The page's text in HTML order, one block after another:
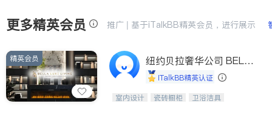
建筑装修 教育
养老 非盈利组织
更多精英会员 推广 | 基于iTalkBB精英会员，进行展示
精英会员
纽约贝拉奢华公司 BELL
A LUXE
iTalkBB精英认证
设计、制造、安装一体化，打造高端定
室内设计 瓷砖橱柜
卫浴洁具